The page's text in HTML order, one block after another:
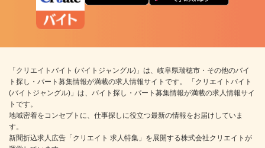
「クリエイトバイト (バイトジャングル)」は、岐阜県瑞穂市・その他のバイ
ト探し・パート募集情報が満載の求人情報サイトです。 「クリエイトバイト
(バイトジャングル)」は、バイト探し・パート募集情報が満載の求人情報サイ
トです。
地域密着をコンセプトに、仕事探しに役立つ最新の情報をお届けしていま
す。
新聞折込求人広告「クリエイト 求人特集」を展開する株式会社クリエイトが